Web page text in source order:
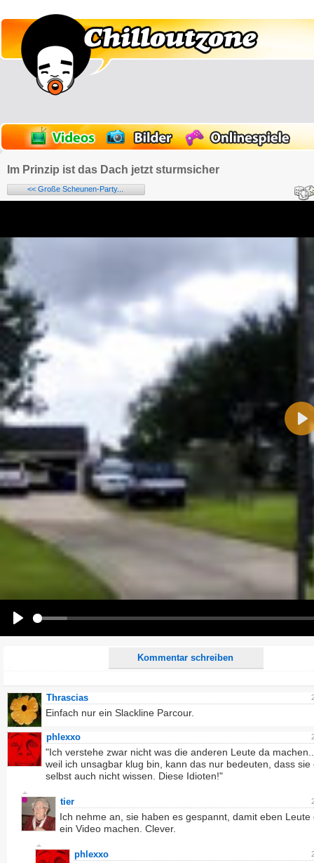
Im Prinzip ist das Dach jetzt sturmsicher
<< Große Scheunen-Party...
Kommentar schreiben
Name:
E-Mail-Adresse (optional):
Alle HTML-Tags außer <br>, <strike> und <i> werden aus Deinem Kommentar entfernt.
URLs werden automatisch umgewandelt. Bitte verwende "www." oder "http://" in URLs
Ich möchte eine E-Mail, wenn auf dieser Seite weitere Kommentare erscheinen.
Thrascias
Einfach nur ein Slackline Parcour.
phlexxo
"Ich verstehe zwar nicht was die anderen Leute da
weil ich unsagbar klug bin, kann das nur bedeuten, dass sie
selbst auch nicht wissen. Diese Idioten!"
tier
Ich nehme an, sie haben es gespannt, damit eben Leute
ein Video machen. Clever.
phlexxo